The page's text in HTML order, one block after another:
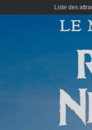
Liste des